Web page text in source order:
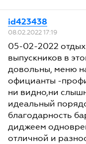
id423438
08.02.2022 17:19
05-02-2022
выпускников в
довольны, меню
официанты -
ни видно,ни
идеальный
благодарность
диджеем
отличной и